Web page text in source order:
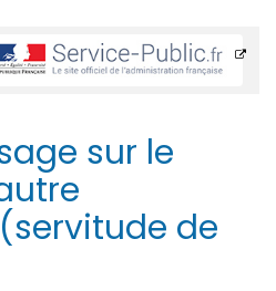
sur le
de